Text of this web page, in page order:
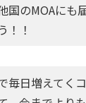
国のMOAにも
！！
毎日増えてく